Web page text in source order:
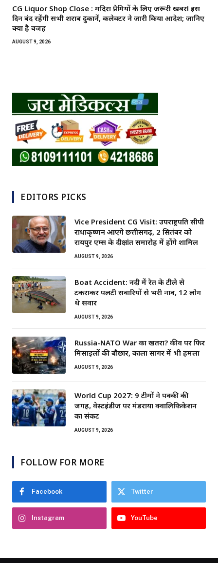
CG Liquor Shop Close : मदिरा प्रेमियों के लिए जरूरी खबर! इस
दिन बंद रहेंगी सभी शराब दुकानें, कलेक्टर ने जारी किया आदेश; जानिए
क्या है वजह
AUGUST 9, 2026
EDITORS PICKS
Vice President CG Visit: उपराष्ट्रपति सीपी
राधाकृष्णन आएंगे छत्तीसगढ़, 2 सितंबर को
रायपुर एम्स के दीक्षांत समारोह में होंगे शामिल
AUGUST 9, 2026
Boat Accident: नदी में रेत के टीले से
टकराकर पलटी सवारियों से भरी नाव, 12 लोग
थे सवार
AUGUST 9, 2026
Russia-NATO War का खतरा? कीव पर फिर
मिसाइलों की बौछार, काला सागर में भी हमला
AUGUST 9, 2026
World Cup 2027: 9 टीमों ने पक्की की
जगह, वेस्टइंडीज पर मंडराया क्वालिफिकेशन
का संकट
AUGUST 9, 2026
FOLLOW FOR MORE
Facebook Twitter
Instagram YouTube